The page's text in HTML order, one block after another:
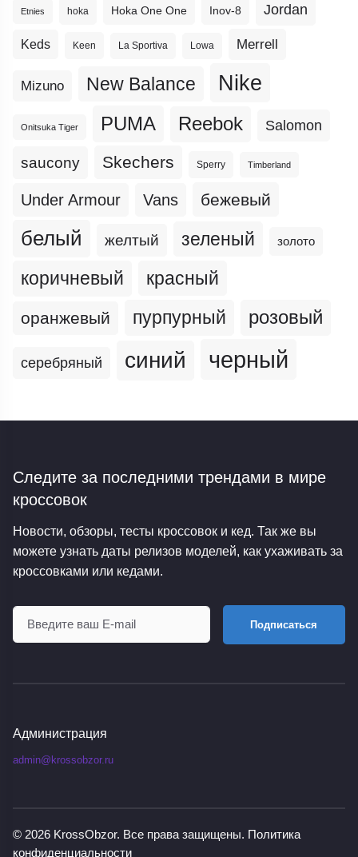
Etnies hoka Hoka One One Inov-8 Jordan
Keds Keen La Sportiva Lowa Merrell
Mizuno New Balance Nike
Onitsuka Tiger PUMA Reebok Salomon
saucony Skechers Sperry Timberland
Under Armour Vans бежевый
белый желтый зеленый золото
коричневый красный
оранжевый пурпурный розовый
серебряный синий черный
Следите за последними трендами в мире
кроссовок
Новости, обзоры, тесты кроссовок и кед. Так же вы
можете узнать даты релизов моделей, как ухаживать за
кроссовками или кедами.
Подписаться
Администрация
admin@krossobzor.ru
© 2026 KrossObzor. Все права защищены. Политика
конфиденциальности